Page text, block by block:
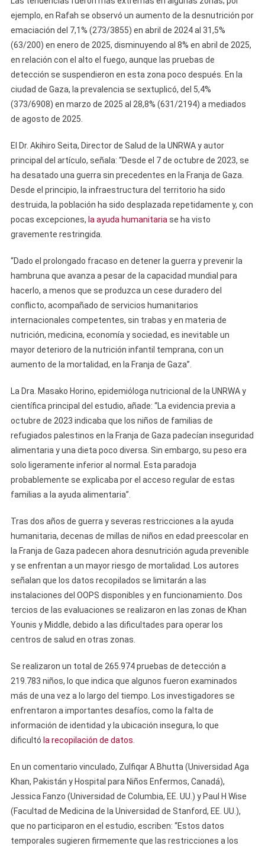
ejemplo, en Rafah se observó un aumento de la desnutrición por
emaciación del 7,1% (273/3855) en abril de 2024 al 31,5%
(63/200) en enero de 2025, disminuyendo al 8% en abril de 2025,
en relación con el alto el fuego, aunque las pruebas de
detección se suspendieron en esta zona poco después. En la
ciudad de Gaza, la prevalencia se sextuplicó, del 5,4%
(373/6908) en marzo de 2025 al 28,8% (631/2194) a mediados
de agosto de 2025.
El Dr. Akihiro Seita, Director de Salud de la UNRWA y autor
principal del artículo, señala: “Desde el 7 de octubre de 2023, se
ha desatado una guerra sin precedentes en la Franja de Gaza.
Desde el principio, la infraestructura del territorio ha sido
destruida, la población ha sido desplazada repetidamente y, con
pocas excepciones, la ayuda humanitaria se ha visto
gravemente restringida.
“Dado el prolongado fracaso en detener la guerra y prevenir la
hambruna que avanza a pesar de la capacidad mundial para
hacerlo, a menos que se produzca un cese duradero del
conflicto, acompañado de servicios humanitarios
internacionales competentes, sin trabas y en materia de
nutrición, medicina, economía y sociedad, es inevitable un
mayor deterioro de la nutrición infantil temprana, con un
aumento de la mortalidad, en la Franja de Gaza”.
La Dra. Masako Horino, epidemióloga nutricional de la UNRWA y
científica principal del estudio, añade: “La evidencia previa a
octubre de 2023 indicaba que los niños de familias de
refugiados palestinos en la Franja de Gaza padecían inseguridad
alimentaria y una dieta poco diversa. Sin embargo, su peso era
solo ligeramente inferior al normal. Esta paradoja
probablemente se explicaba por el acceso regular de estas
familias a la ayuda alimentaria”.
Tras dos años de guerra y severas restricciones a la ayuda
humanitaria, decenas de millas de niños en edad preescolar en
la Franja de Gaza padecen ahora desnutrición aguda prevenible
y se enfrentan a un mayor riesgo de mortalidad. Los autores
señalan que los datos recopilados se limitarán a las
instalaciones del OOPS disponibles y en funcionamiento. Dos
tercios de las evaluaciones se realizaron en las zonas de Khan
Younis y Middle, debido a las dificultades para operar los
centros de salud en otras zonas.
Se realizaron un total de 265.974 pruebas de detección a
219.783 niños, lo que indica que algunos fueron examinados
más de una vez a lo largo del tiempo. Los investigadores se
enfrentaron a importantes desafíos, como la falta de
información de identidad y la ubicación insegura, lo que
dificultó la recopilación de datos
En un comentario vinculado, Zulfiqar A Bhutta (Universidad Aga
Khan, Pakistán y Hospital para Niños Enfermos, Canadá),
Jessica Fanzo (Universidad de Columbia, EE. UU.) y Paul H Wise
(Facultad de Medicina de la Universidad de Stanford, EE. UU.),
que no participaron en el estudio, escriben: “Estos datos
temporales sugieren firmemente que las restricciones a los